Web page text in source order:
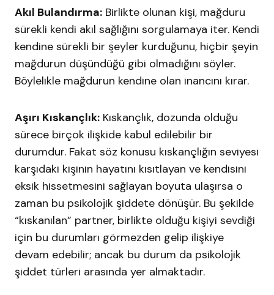
Akıl Bulandırma: Birlikte olunan kişi, mağduru
sürekli kendi akıl sağlığını sorgulamaya iter. Kendi
kendine sürekli bir şeyler kurduğunu, hiçbir şeyin
mağdurun düşündüğü gibi olmadığını söyler.
Böylelikle mağdurun kendine olan inancını kırar.
Aşırı Kıskançlık: Kıskançlık, dozunda olduğu
sürece birçok ilişkide kabul edilebilir bir
durumdur. Fakat söz konusu kıskançlığın seviyesi
karşıdaki kişinin hayatını kısıtlayan ve kendisini
eksik hissetmesini sağlayan boyuta ulaşırsa o
zaman bu psikolojik şiddete dönüşür. Bu şekilde
“kıskanılan” partner, birlikte olduğu kişiyi sevdiği
için bu durumları görmezden gelip ilişkiye
devam edebilir; ancak bu durum da psikolojik
şiddet türleri arasında yer almaktadır.